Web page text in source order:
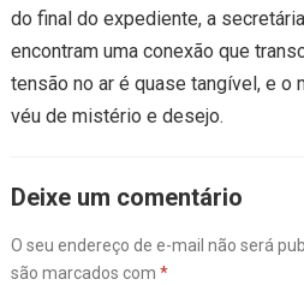
do final do expediente, a
encontram uma conexão que
tensão no ar é quase tangível, e o
véu de mistério e desejo.
Deixe um comentário
O seu endereço de e-mail não será
são marcados com *